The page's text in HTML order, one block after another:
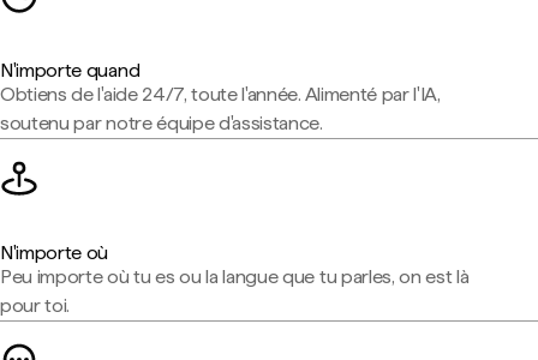
N'importe quand
Obtiens de l'aide 24/7, toute l'année. Alimenté par l'IA,
soutenu par notre équipe d'assistance.
N'importe où
Peu importe où tu es ou la langue que tu parles, on est là
pour toi.